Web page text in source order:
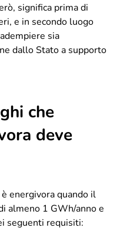
significa prima di
e in secondo luogo
sia
dallo Stato a supporto
che
deve
energivora quando il
almeno 1 GWh/anno e
seguenti requisiti: